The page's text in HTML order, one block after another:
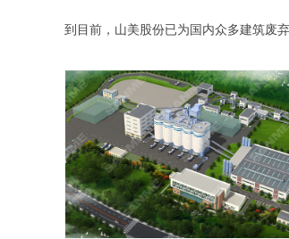
到目前，山美股份已为国内众多建筑废